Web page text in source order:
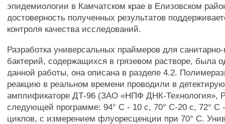
эпидемиологии в Камчатском крае в Елизовском
достоверность полученных результатов
контроля качества исследований.
Разработка универсальных праймеров для
бактерий, содержащихся в грязевом растворе, была
данной работы, она описана в разделе 4.2.
реакцию в реальном времени проводили в
амплификаторе ДТ-96 (ЗАО «НПФ ДНК-Технология»,
следующей программе: 94° С - 10 с, 70° С-20 с, 72° С
циклов, с измерением флуоресценции при 70° С.